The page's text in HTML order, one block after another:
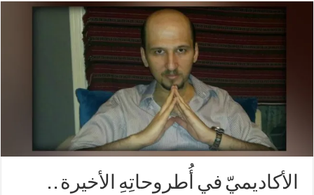
الأكاديميّ في أُطروحاتِهِ الأخيرة . .